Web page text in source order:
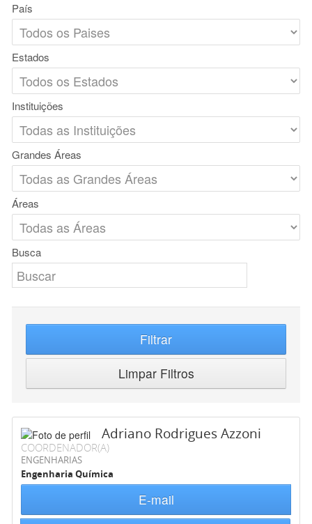
País
Estados
Instituições
Grandes Áreas
Áreas
Busca
Filtrar
Limpar Filtros
Adriano Rodrigues Azzoni
COORDENADOR(A)
ENGENHARIAS
Engenharia Química
E-mail